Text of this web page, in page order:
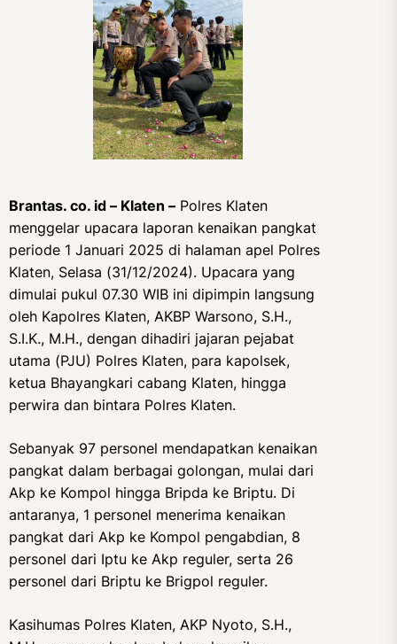
Brantas. co. id – Klaten – Polres Klaten
menggelar upacara laporan kenaikan pangkat
periode 1 Januari 2025 di halaman apel Polres
Klaten, Selasa (31/12/2024). Upacara yang
dimulai pukul 07.30 WIB ini dipimpin langsung
oleh Kapolres Klaten, AKBP Warsono, S.H.,
S.I.K., M.H., dengan dihadiri jajaran pejabat
utama (PJU) Polres Klaten, para kapolsek,
ketua Bhayangkari cabang Klaten, hingga
perwira dan bintara Polres Klaten.
Sebanyak 97 personel mendapatkan kenaikan
pangkat dalam berbagai golongan, mulai dari
Akp ke Kompol hingga Bripda ke Briptu. Di
antaranya, 1 personel menerima kenaikan
pangkat dari Akp ke Kompol pengabdian, 8
personel dari Iptu ke Akp reguler, serta 26
personel dari Briptu ke Brigpol reguler.
Kasihumas Polres Klaten, AKP Nyoto, S.H.,